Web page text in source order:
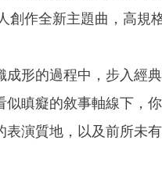
創作全新主題曲，高規
成形的過程中，步入經
似瞋癡的敘事軸線下，你
表演質地，以及前所未